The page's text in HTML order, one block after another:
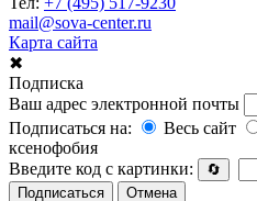
mail@sova-center.ru
Карта сайта
✖
Подписка
Ваш адрес электронной почты
Подписаться на:
Весь сайт
ксенофобия
Введите код с картинки:
🔄
Подписаться
Отмена